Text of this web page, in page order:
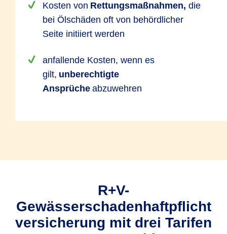
Kosten von Rettungsmaßnahmen, die
bei Ölschäden oft von behördlicher
Seite initiiert werden
anfallende Kosten, wenn es
gilt, unberechtigte
Ansprüche abzuwehren
R+V-
Gewässerschadenhaftpflicht
versicherung mit drei Tarifen